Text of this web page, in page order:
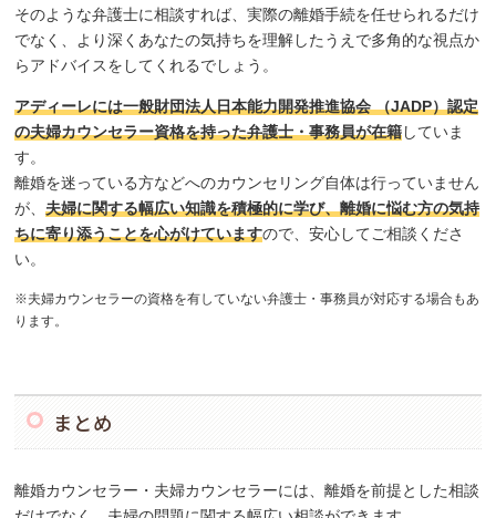
そのような弁護士に相談すれば、実際の離婚手続を任せられるだけ
でなく、より深くあなたの気持ちを理解したうえで多角的な視点か
らアドバイスをしてくれるでしょう。
アディーレには一般財団法人日本能力開発推進協会 （JADP）認定
の夫婦カウンセラー資格を持った弁護士・事務員が在籍していま
す。
離婚を迷っている方などへのカウンセリング自体は行っていません
が、夫婦に関する幅広い知識を積極的に学び、離婚に悩む方の気持
ちに寄り添うことを心がけていますので、安心してご相談くださ
い。
※夫婦カウンセラーの資格を有していない弁護士・事務員が対応する場合もあ
ります。
まとめ
離婚カウンセラー・夫婦カウンセラーには、離婚を前提とした相談